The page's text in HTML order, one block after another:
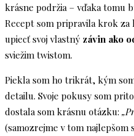
krásne podržia – vďaka tomu
Recept som pripravila krok za
upiecť svoj vlastný závin ako
sviežim twistom.
Piekla som ho trikrát, kým
detailu. Svoje pokusy som
dostala som krásnu otázku:
(samozrejme v tom najlepšom